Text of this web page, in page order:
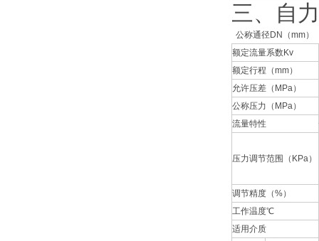
三、自
公称通径DN（mm）
额定流量系数Kv
额定行程（mm）
允许压差（MPa）
公称压力（MPa）
流量特性
压力调节范围（KPa）
调节精度（%）
工作温度℃
适用介质